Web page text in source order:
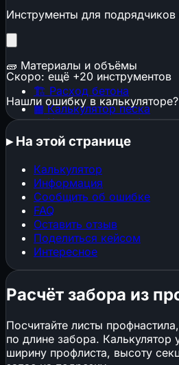
Инструменты для
🧱 Материалы и объёмы
🏗️ Расход бетона
▦ Калькулятор песка
▦Калькулятор щебня
🕳️Котлован и траншея
🧱Расход кирпича
⬜Газобетон и пеноблоки
🔩Расход арматуры
🎨Расход краски
📜Расход обоев
📐Стяжка пола
🏠Площадь кровли
🏠Кровельные материалы
🧱Клей и затирка для
📐ГКЛ и металлокаркас
🏗️Конструкции, фундаменты и
▦Строительные леса
Скоро: ещё +20 инструментов
Нашли ошибку в калькуляторе?
▸На этой странице
Калькулятор
Информация
Сообщить об ошибке
FAQ
Оставить отзыв
Поделиться кейсом
Интересное
Расчёт забора из
Посчитайте листы
по длине забора. Калькулятор
ширину профлиста, высоту